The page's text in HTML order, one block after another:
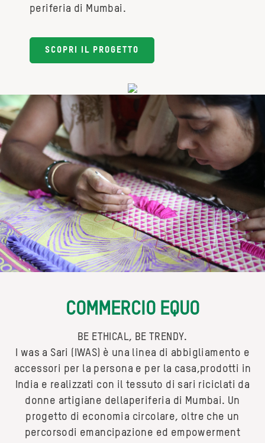
periferia di Mumbai.
SCOPRI IL PROGETTO
COMMERCIO EQUO
BE ETHICAL, BE TRENDY.
I was a Sari (IWAS) è una linea di abbigliamento e
accessori per la persona e per la casa,prodotti in
India e realizzati con il tessuto di sari riciclati da
donne artigiane dellaperiferia di Mumbai. Un
progetto di economia circolare, oltre che un
percorsodi emancipazione ed empowerment